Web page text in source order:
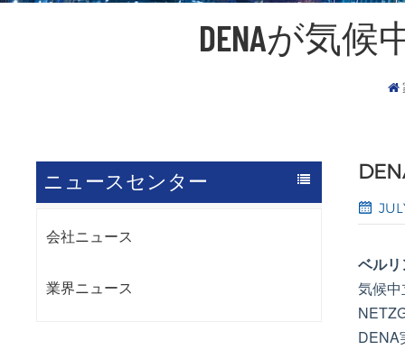
DENAが気
ニュースセンター
会社ニュース
業界ニュース
ベル
気候
DENA